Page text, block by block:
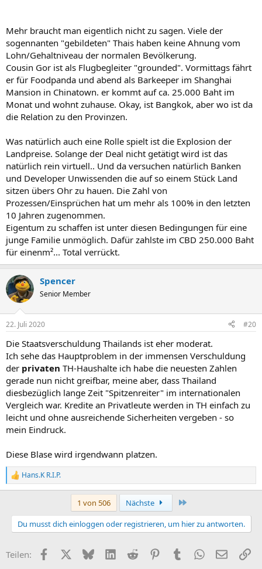
Mehr braucht man eigentlich nicht zu sagen. Viele der
sogennanten "gebildeten" Thais haben keine Ahnung vom
Lohn/Gehaltniveau der normalen Bevölkerung.
Cousin Gor ist als Flugbegleiter "grounded". Vormittags fährt
er für Foodpanda und abend als Barkeeper im Shanghai
Mansion in Chinatown. er kommt auf ca. 25.000 Baht im
Monat und wohnt zuhause. Okay, ist Bangkok, aber wo ist da
die Relation zu den Provinzen.
Was natürlich auch eine Rolle spielt ist die Explosion der
Landpreise. Solange der Deal nicht getätigt wird ist das
natürlich rein virtuell.. Und da versuchen natürlich Banken
und Developer Unwissenden die auf so einem Stück Land
sitzen übers Ohr zu hauen. Die Zahl von
Prozessen/Einsprüchen hat um mehr als 100% in den letzten
10 Jahren zugenommen.
Eigentum zu schaffen ist unter diesen Bedingungen für eine
junge Familie unmöglich. Dafür zahlste im CBD 250.000 Baht
für einenm²... Total verrückt.
Spencer
Senior Member
22. Juli 2020 #20
Die Staatsverschuldung Thailands ist eher moderat.
Ich sehe das Hauptproblem in der immensen Verschuldung
der privaten TH-Haushalte ich habe die neuesten Zahlen
gerade nun nicht greifbar, meine aber, dass Thailand
diesbezüglich lange Zeit "Spitzenreiter" im internationalen
Vergleich war. Kredite an Privatleute werden in TH einfach zu
leicht und ohne ausreichende Sicherheiten vergeben - so
mein Eindruck.
Diese Blase wird irgendwann platzen.
R
e
t
o
e
Hans.K R.I.P.
1 von 506 Nächste
Du musst dich einloggen oder registrieren, um hier zu antworten.
Teilen: FacebookX (Twitter)
BlueskyLinkedIn
Reddit PinterestTumblr WhatsApp
E-Mail